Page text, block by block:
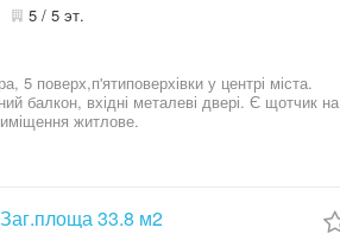
5 / 5 эт.
5 поверх,п'ятиповерхівки у центрі міста.
балкон, вхідні металеві двері. Є щотчик на
житлове.
33.8 м2